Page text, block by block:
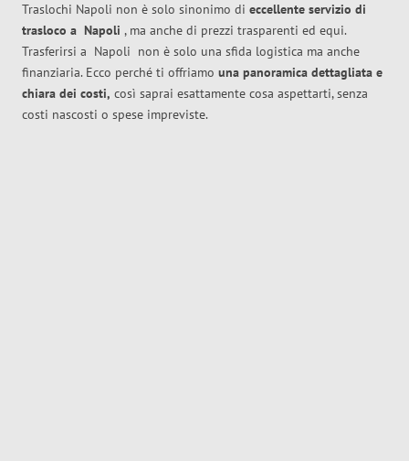
Traslochi Napoli non è solo sinonimo di eccellente servizio di
trasloco a Napoli , ma anche di prezzi trasparenti ed equi.
Trasferirsi a Napoli non è solo una sfida logistica ma anche
finanziaria. Ecco perché ti offriamo una panoramica dettagliata e
chiara dei costi, così saprai esattamente cosa aspettarti, senza
costi nascosti o spese impreviste.